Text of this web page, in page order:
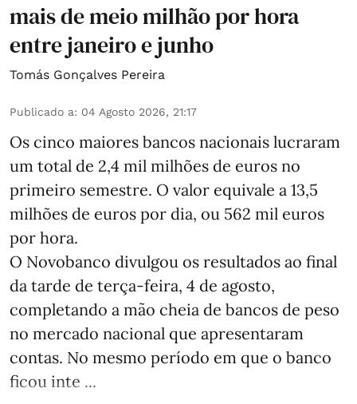
mais de meio milhão por hora
entre janeiro e junho
Tomás Gonçalves Pereira
Publicado a: 04 Agosto 2026, 21:17
Os cinco maiores bancos nacionais lucraram
um total de 2,4 mil milhões de euros no
primeiro semestre. O valor equivale a 13,5
milhões de euros por dia, ou 562 mil euros
por hora.
O Novobanco divulgou os resultados ao final
da tarde de terça-feira, 4 de agosto,
completando a mão cheia de bancos de peso
no mercado nacional que apresentaram
contas. No mesmo período em que o banco
ficou inte ...